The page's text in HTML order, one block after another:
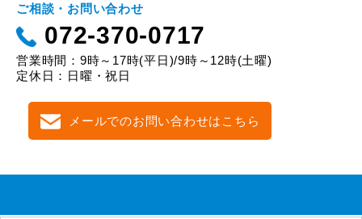
ご相談・お問い合わせ
072-370-0717
営業時間：9時～17時(平日)/9時～12時(土曜)
定休日：日曜・祝日
メールでのお問い合わせはこちら